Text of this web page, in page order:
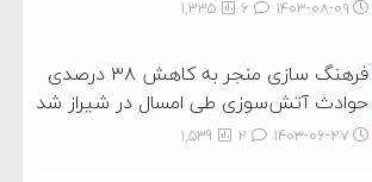
۱۴۰۳-۰۸-۰۹ 1,335
فرهنگ سازی منجر به کاهش ۳۸ درصدی
حوادث آتش‌سوزی طی امسال در شیراز شد
۱۴۰۳-۰۶-۲۷ 1,539